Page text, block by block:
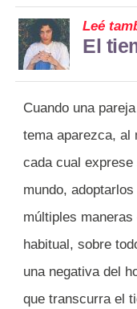
Leé
El
Cuando una
tema aparezca, al
cada cual
mundo,
múltiples
habitual, sobre
una negativa del
que transcurra el